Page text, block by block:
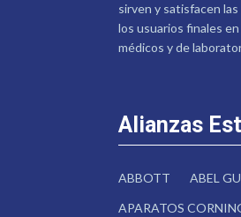
sirven y satisfacen
los usuarios finales
médicos y de
Alianzas
ABBOTT ABEL
APARATOS